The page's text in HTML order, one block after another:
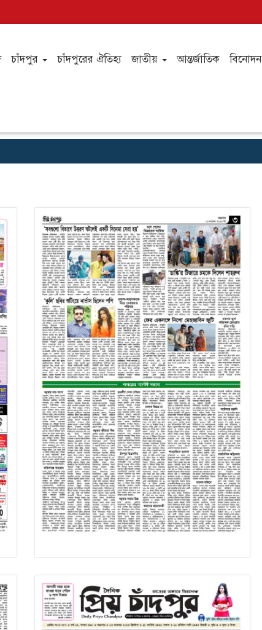
চাঁদপুর চাঁদপুরের ঐতিহ্য জাতীয় আন্তর্জাতিক বিনোদন